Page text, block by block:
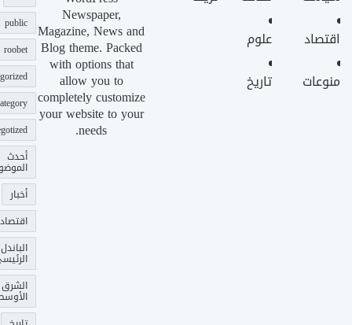
اقتصاد
منوعات
علوم
تاريخ
Newspaper,
Magazine, News and
Blog theme. Packed
with options that
allow you to
completely customize
your website to your
needs.
public
roobet
أحدث
أخبار
اقتصاد
الباندل
الشرق